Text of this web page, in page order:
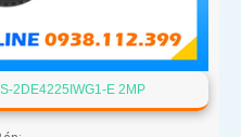
2DE4225IWG1-E 2MP